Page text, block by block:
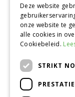
Deze website
onze website te
alle cookies in
Cookiebeleid.
STRIKT
PRESTATIE